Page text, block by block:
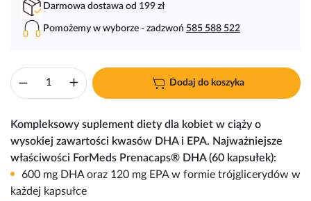
Darmowa dostawa od 199 zł
Pomożemy w wyborze - zadzwoń 585 588 522
Dodaj do koszyka
Kompleksowy suplement diety dla kobiet w ciąży o
wysokiej zawartości kwasów DHA i EPA. Najważniejsze
właściwości ForMeds Prenacaps® DHA (60 kapsułek):
600 mg DHA oraz 120 mg EPA w formie trójglicerydów w
każdej kapsułce